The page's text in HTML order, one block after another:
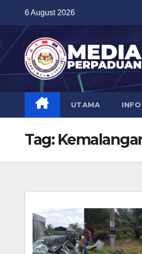
content
6 August 2026
UTAMA INFO
Tag: